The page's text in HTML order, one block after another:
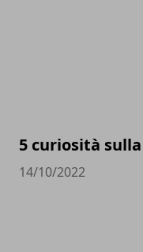
5 curiosità
14/10/2022